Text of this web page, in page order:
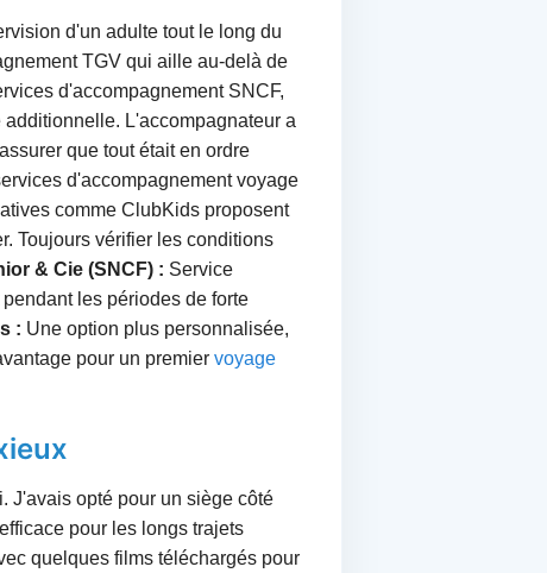
d'un adulte tout le long du
TGV qui aille au-delà de
d'accompagnement SNCF,
L'accompagnateur a
que tout était en ordre
d'accompagnement voyage
comme ClubKids proposent
Toujours vérifier les conditions
& Cie (SNCF) : Service
les périodes de forte
: Une option plus personnalisée,
pour un premier voyage
J'avais opté pour un siège côté
pour les longs trajets
quelques films téléchargés pour